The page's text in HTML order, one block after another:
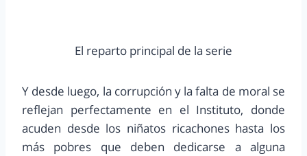
El reparto principal de la serie
Y desde luego, la corrupción y la falta de moral se
reflejan perfectamente en el Instituto, donde
acuden desde los niñatos ricachones hasta los
más pobres que deben dedicarse a alguna